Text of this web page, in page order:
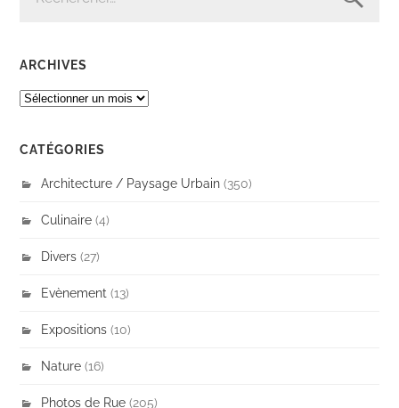
ARCHIVES
ARCHIVES
CATÉGORIES
Architecture / Paysage Urbain (350)
Culinaire (4)
Divers (27)
Evènement (13)
Expositions (10)
Nature (16)
Photos de Rue (205)